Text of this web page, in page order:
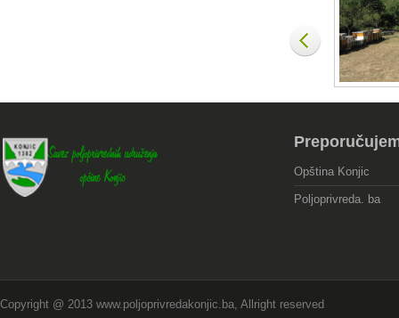
Opština Konjic
Poljoprivreda. ba
Copyright @ 2013 www.poljoprivredakonjic.ba, Allright reserved